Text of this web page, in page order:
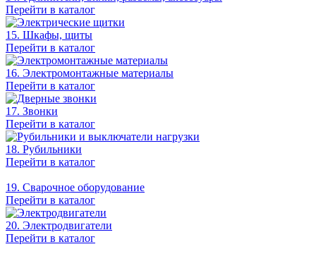
Перейти в каталог
15. Шкафы, щиты
Перейти в каталог
16. Электромонтажные материалы
Перейти в каталог
17. Звонки
Перейти в каталог
18. Рубильники
Перейти в каталог
19. Сварочное оборудование
Перейти в каталог
20. Электродвигатели
Перейти в каталог